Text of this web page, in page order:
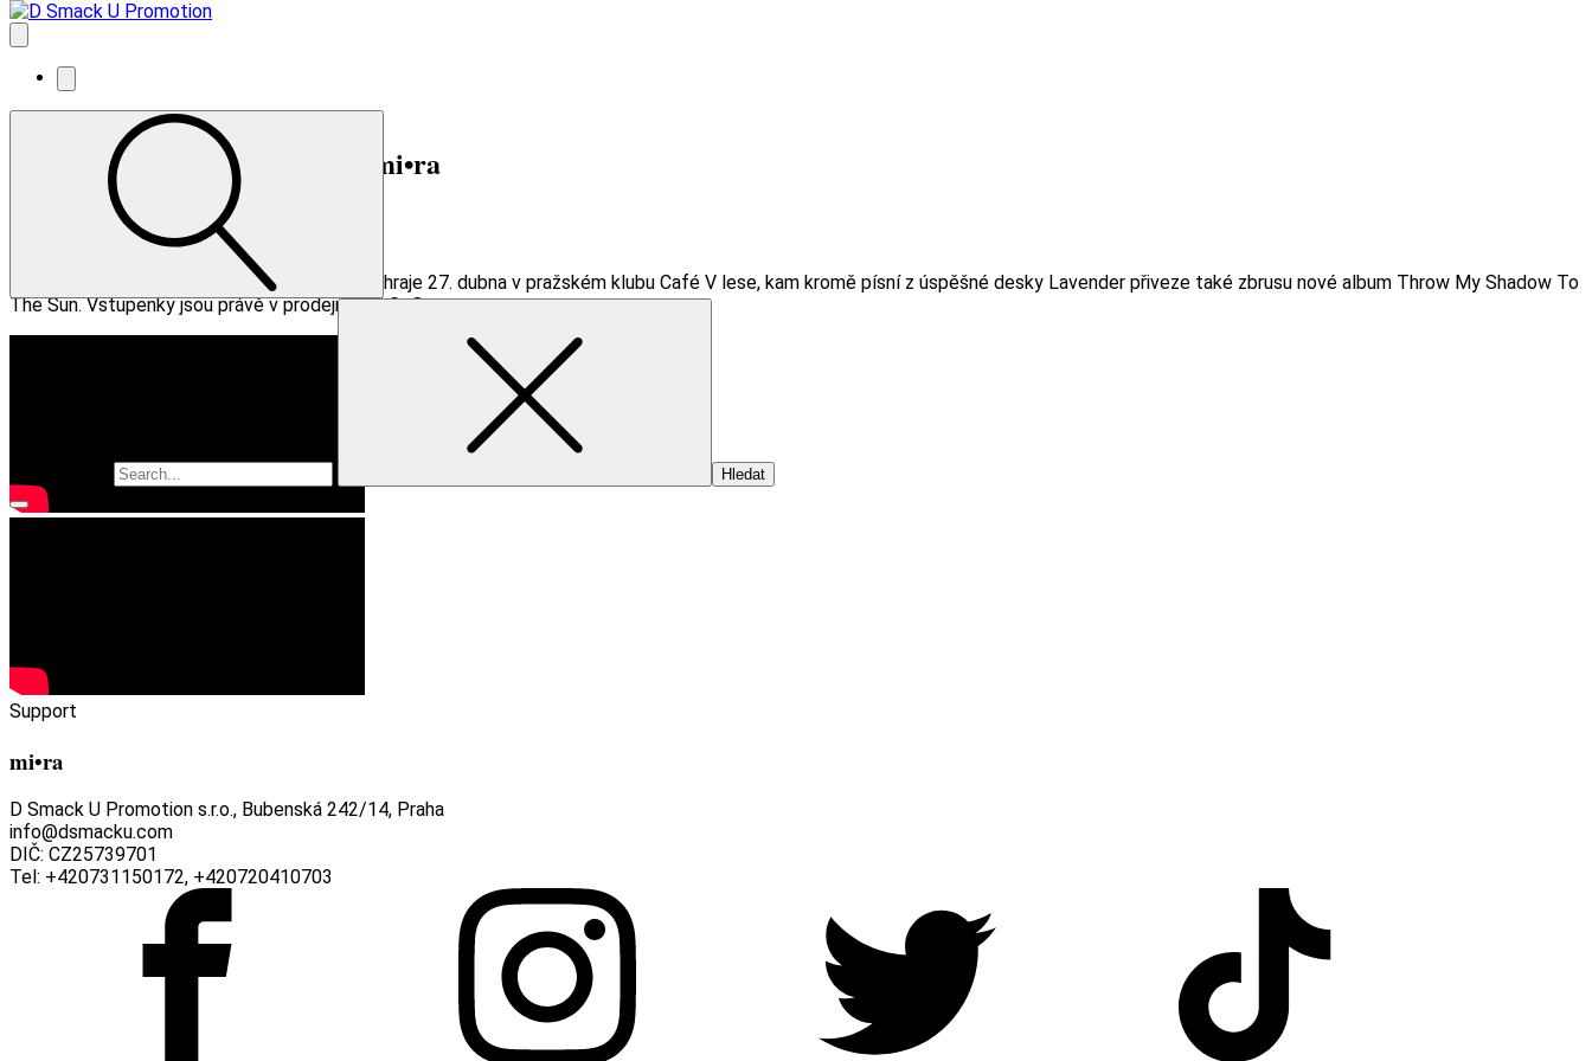
Calvin Love (CAN)+ support mi•ra
Café V lese
Kanadský zpěvák a songwriter Calvin Love zahraje 27. dubna v pražském klubu Café V lese, kam kromě písní z úspěšné desky Lavender přiveze také zbrusu nové album Throw My Shadow To
The Sun. Vstupenky jsou právě v prodeji v síti GoOut.net.
Support
mi•ra
D Smack U Promotion s.r.o., Bubenská 242/14, Praha
info@dsmacku.com
DIČ: CZ25739701
Tel: +420731150172, +420720410703